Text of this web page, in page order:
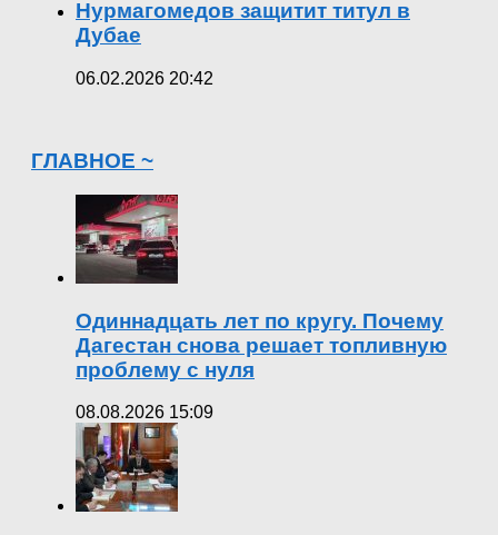
Нурмагомедов защитит титул в
Дубае
06.02.2026 20:42
ГЛАВНОЕ ~
Одиннадцать лет по кругу. Почему
Дагестан снова решает топливную
проблему с нуля
08.08.2026 15:09